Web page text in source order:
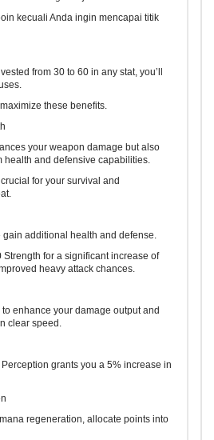
kecuali Anda ingin mencapai titik
from 30 to 60 in any stat, you’ll
these benefits.
your weapon damage but also
health and defensive capabilities.
for your survival and
gain additional health and defense.
for a significant increase of
heavy attack chances.
enhance your damage output and
clear speed.
grants you a 5% increase in
regeneration, allocate points into